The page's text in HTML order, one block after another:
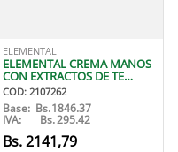
ELEMENTAL
ELEMENTAL CREMA MANOS
CON EXTRACTOS DE TE
VERDE Y PEPINO 60 ML
COD: 2107262
Base: Bs.1846.37
IVA: Bs.295.42
2141,79